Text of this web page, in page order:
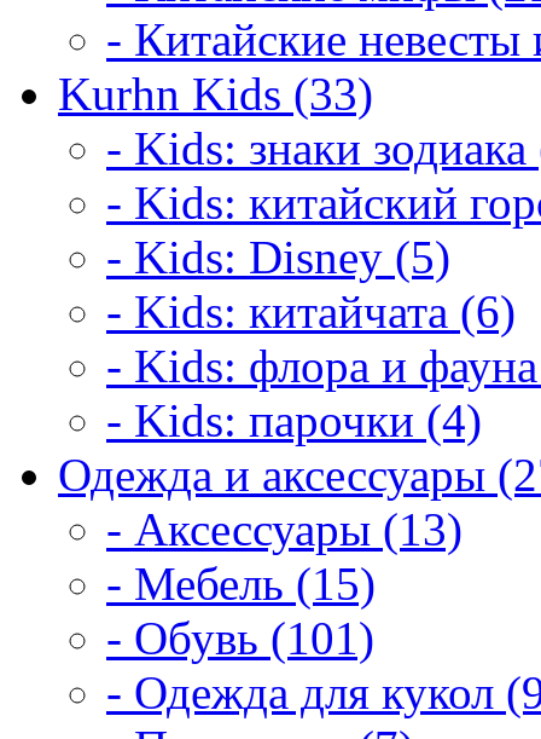
- Китайские
Kurhn Kids (33)
- Kids: знаки
- Kids: китайский
- Kids: Disney (5)
- Kids: китайчата (6)
- Kids: флора и
- Kids: парочки (4)
Одежда и аксессуары
- Аксессуары (13)
- Мебель (15)
- Обувь (101)
- Одежда для кукол